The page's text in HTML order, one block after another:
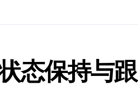
态保持与跟